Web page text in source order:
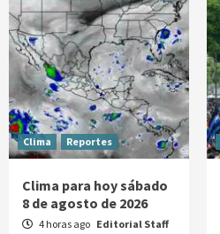
Clima Reportes
Clima para hoy sábado
8 de agosto de 2026
4 horas ago Editorial Staff